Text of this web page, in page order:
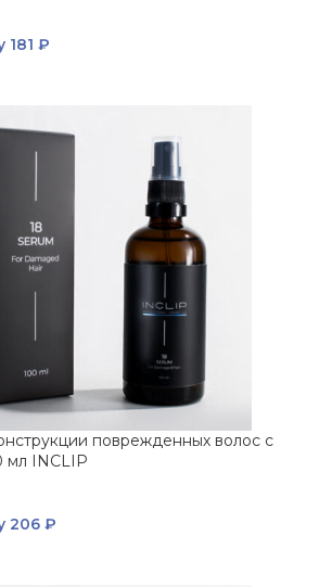
181 ₽
поврежденных волос с
мл INCLIP
206 ₽